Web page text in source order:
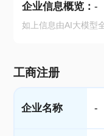
企业信息概览： -
如上信息由AI大模型
工商注册
企业名称 -